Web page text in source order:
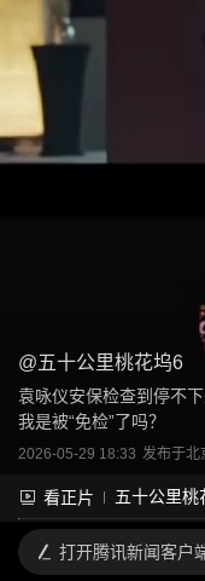
@五十公里桃花坞6
袁咏仪安保检查到停不
我是被“免检”了吗？
2026-05-29 18:33 发布于北
看正片 五十公里桃
打开腾讯新闻客户